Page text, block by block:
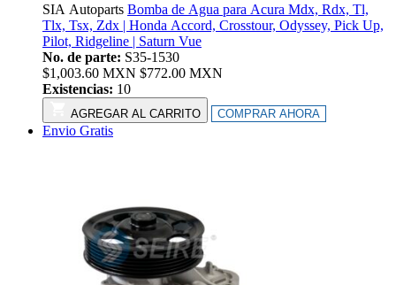
SIA Autoparts Bomba de Agua para Acura Mdx, Rdx, Tl,
Tlx, Tsx, Zdx | Honda Accord, Crosstour, Odyssey, Pick Up,
Pilot, Ridgeline | Saturn Vue
No. de parte: S35-1530
$1,003.60 MXN $772.00 MXN
Existencias: 10
AGREGAR AL CARRITO COMPRAR AHORA
Envio Gratis